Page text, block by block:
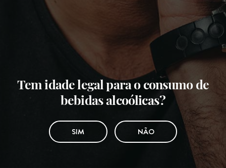
Tem idade legal para o consumo de
bebidas alcoólicas?
SIM NÃO